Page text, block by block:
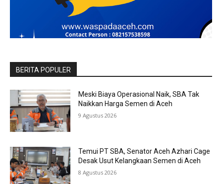
BERITA POPULER
Meski Biaya Operasional Naik, SBA Tak
Naikkan Harga Semen di Aceh
9 Agustus 2026
Temui PT SBA, Senator Aceh Azhari Cage
Desak Usut Kelangkaan Semen di Aceh
8 Agustus 2026